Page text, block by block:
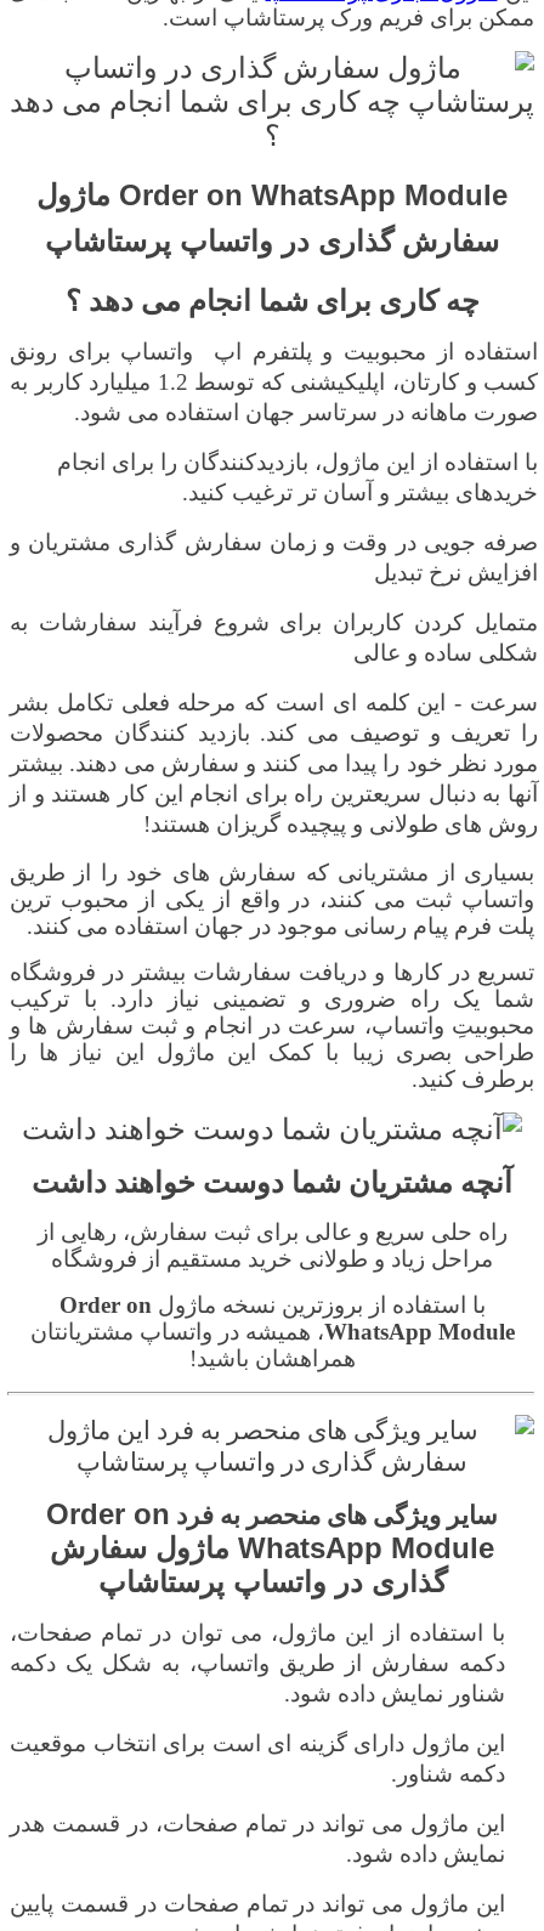
ممکن برای فریم ورک پرستاشاپ است.
Order on WhatsApp Module ماژول
سفارش گذاری در واتساپ پرستاشاپ
چه کاری برای شما انجام می دهد ؟
استفاده از محبوبیت و پلتفرم اپ واتساپ برای رونق
کسب و کارتان، اپلیکیشنی که توسط 1.2 میلیارد کاربر به
صورت ماهانه در سرتاسر جهان استفاده می شود.
با استفاده از این ماژول، بازدیدکنندگان را برای انجام
خریدهای بیشتر و آسان تر ترغیب کنید.
صرفه جویی در وقت و زمان سفارش گذاری مشتریان و
افزایش نرخ تبدیل
متمایل کردن کاربران برای شروع فرآیند سفارشات به
شکلی ساده و عالی
سرعت - این کلمه ای است که مرحله فعلی تکامل بشر
را تعریف و توصیف می کند. بازدید کنندگان محصولات
مورد نظر خود را پیدا می کنند و سفارش می دهند. بیشتر
آنها به دنبال سریعترین راه برای انجام این کار هستند و از
روش های طولانی و پیچیده گریزان هستند!
بسیاری از مشتریانی که سفارش های خود را از طریق
واتساپ ثبت می کنند، در واقع از یکی از محبوب ترین
پلت فرم پیام رسانی موجود در جهان استفاده می کنند.
تسریع در کارها و دریافت سفارشات بیشتر در فروشگاه
شما یک راه ضروری و تضمینی نیاز دارد. با ترکیب
محبوبیتِ واتساپ، سرعت در انجام و ثبت سفارش ها و
طراحی بصری زیبا با کمک این ماژول این نیاز ها را
برطرف کنید.
آنچه مشتریان شما دوست خواهند داشت
راه حلی سریع و عالی برای ثبت سفارش، رهایی از
مراحل زیاد و طولانی خرید مستقیم از فروشگاه
با استفاده از بروزترین نسخه ماژول Order on
WhatsApp Module، همیشه در واتساپ مشتریانتان
همراهشان باشید!
سایر ویژگی های منحصر به فرد Order on
WhatsApp Module ماژول سفارش
گذاری در واتساپ پرستاشاپ
با استفاده از این ماژول، می توان در تمام صفحات،
دکمه سفارش از طریق واتساپ، به شکل یک دکمه
شناور نمایش داده شود.
این ماژول دارای گزینه ای است برای انتخاب موقعیت
دکمه شناور.
این ماژول می تواند در تمام صفحات، در قسمت هدر
نمایش داده شود.
این ماژول می تواند در تمام صفحات در قسمت پایین